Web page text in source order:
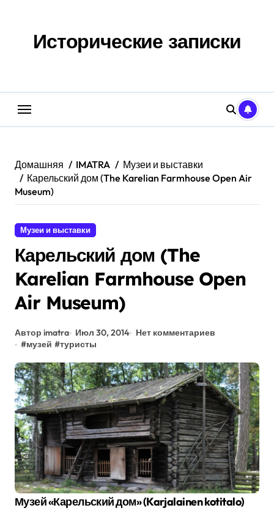
содержаниюИсторические записки
Домашняя IMATRA
Музеи и выставки
Карельский дом (The Karelian Farmhouse Open Air
Museum)
Музеи и выставки
Карельский дом (The
Karelian Farmhouse Open
Air Museum)
Автор imatra Июл 30, 2014
Нет комментариев
#музей #туристы
Музей «Карельский дом» (Karjalainen kotitalo)